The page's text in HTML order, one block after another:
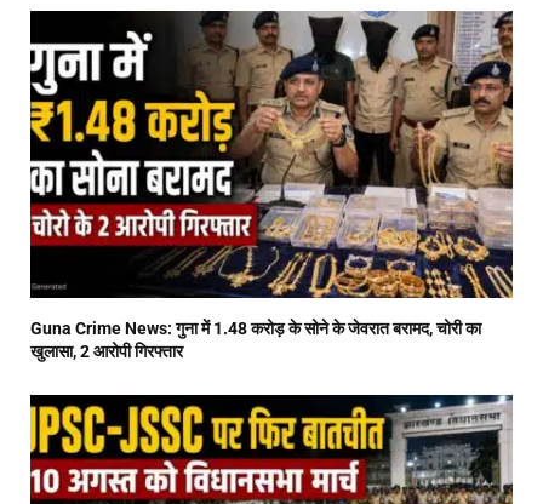
Guna Crime News: गुना में 1.48 करोड़ के सोने के जेवरात बरामद, चोरी का
खुलासा, 2 आरोपी गिरफ्तार